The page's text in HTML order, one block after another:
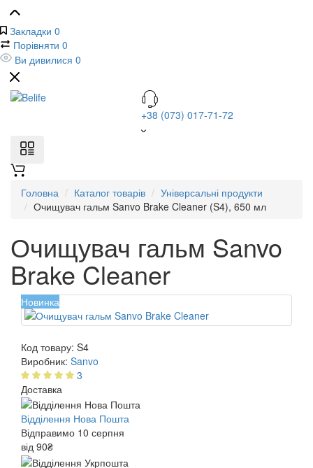
Закладки 0
Порівняти 0
Ви дивилися 0
+38 (073) 017-71-72
Головна Каталог товарів
Універсальні продукти
Очищувач гальм Sanvo Brake Cleaner (S4), 650 мл
Очищувач гальм Sanvo
Brake Cleaner
Новинка
Код товару: S4
Виробник: Sanvo
3
Доставка
Відділення Нова Пошта
Відправимо 10 серпня
від 90₴